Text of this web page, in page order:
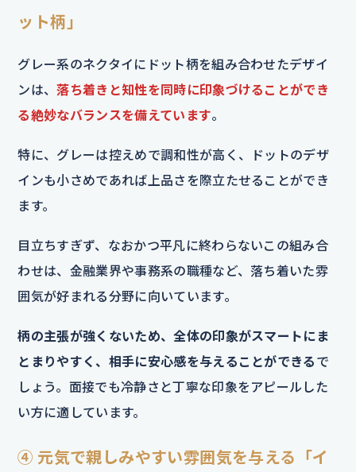
ット柄」
グレー系のネクタイにドット柄を組み合わせたデザイ
ンは、落ち着きと知性を同時に印象づけることができ
る絶妙なバランスを備えています。
特に、グレーは控えめで調和性が高く、ドットのデザ
インも小さめであれば上品さを際立たせることができ
ます。
目立ちすぎず、なおかつ平凡に終わらないこの組み合
わせは、金融業界や事務系の職種など、落ち着いた雰
囲気が好まれる分野に向いています。
柄の主張が強くないため、全体の印象がスマートにま
とまりやすく、相手に安心感を与えることができる で
しょう。面接でも冷静さと丁寧な印象をアピールした
い方に適しています。
④ 元気で親しみやすい雰囲気を与える「イ